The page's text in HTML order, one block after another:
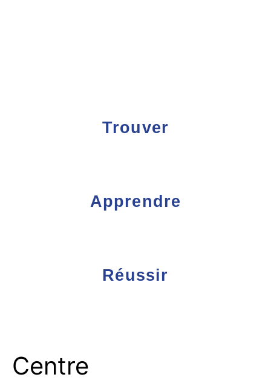
Trouver
Apprendre
Réussir
Centre